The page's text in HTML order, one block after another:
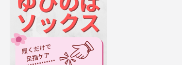
ゆびのば体操
ブログ
アクセス・地図
お問い合わせ